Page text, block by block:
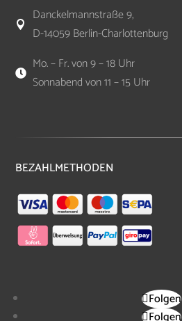

Danckelmannstraße 9,
D-14059 Berlin-Charlottenburg

Mo. – Fr. von 9 – 18 Uhr
Sonnabend von 11 – 15 Uhr
BEZAHLMETHODEN
Folgen
Folgen